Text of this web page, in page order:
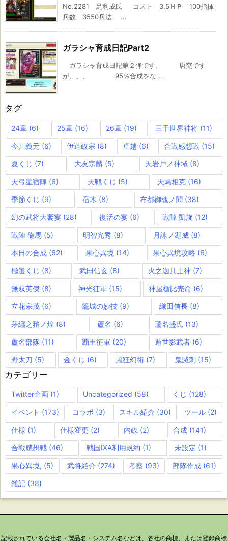
No.2281 足利成氏 コスト 3.5ＨＰ 100指揮
兵数 3550兵法 ...
ガラシャ育成日記Part2
ガラシャ育成日記第２弾です。 唐突です
が、、、 95％合成をな ...
タグ
24章 (6) 25章(16) 26章 (19) 三千世界神将(11)
今川義元 (6) 伊達政宗 (8) 卓越 (6) 合戦感想戦(15)
夏くじ (7) 大友宗麟 (5) 天岩戸ノ神域 (8)
天弓星宿陣 (6) 天戦くじ (5) 天焉相克(16)
季節くじ (9) 宿木 (8) 布都御魂ノ鬨(38)
幻の武将大饗宴 (28) 復活の宴 (6) 戦陣 凱旋 (12)
戦陣 龍馬 (5) 明智光秀 (8) 月詠ノ覇威(8)
本日の合成 (62) 果心異境 (14) 果心異境攻略 (6)
極選くじ (8) 武田信玄 (8) 火之迦具土神 (7)
無双英傑 (8) 神光征軍(15) 神屋楯比売命 (6)
立花宗茂 (6) 籠城の妙技(9) 織田信長 (8)
茅纒之矟ノ煌 (8) 蘆名 (6) 蘆名盛氏 (13)
蘆名部隊 (11) 覇王征軍 (20) 遁世影武者(6)
野太刀 (5) 金くじ (6) 風狂幻術 (7) 鬼滅刺(15)
カテゴリー
Twitter企画 (1) Uncategorized (58) くじ (128)
イベント (173) コラボ (3) スキル紹介 (30) ツール(2)
仕様 (1) 仕様変更 (2) 内政 (2) 合成 (141)
合戦感想戦 (46) 戦国IXA利用規約 (1) 未設定 (1)
果心異境, (5) 武将紹介 (274) 考察 (93) 部隊作成 (61)
雑記 (38)
記載されている会社名・製品名・システム名などは、各社の商標、または登録商標